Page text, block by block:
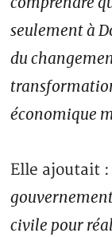
seulement à
du
économique
Elle ajoutait :
civile pour